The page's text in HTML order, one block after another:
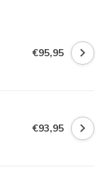
€95,95
€93,95